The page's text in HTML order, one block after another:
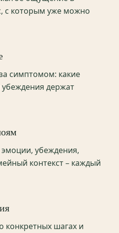
с которым уже можно
симптомом: какие
держат
убеждения,
контекст – каждый
конкретных шагах и